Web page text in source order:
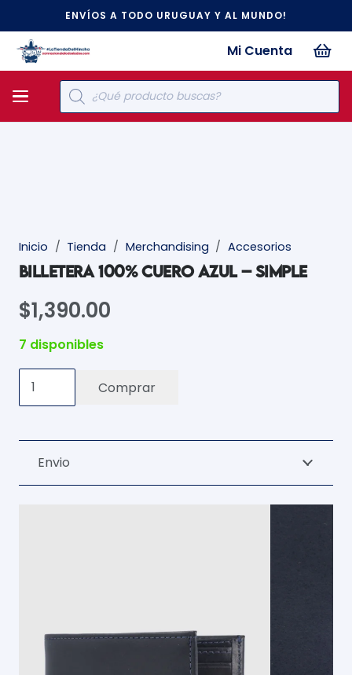
ENVÍOS A TODO URUGUAY Y AL MUNDO!
Mi Cuenta
Búsqueda
de
productos
Inicio / Tienda / Merchandising / Accesorios
BILLETERA 100% CUERO AZUL – SIMPLE
$1,390.00
7 disponibles
Billetera
100%
azul
simple
Comprar
Envio